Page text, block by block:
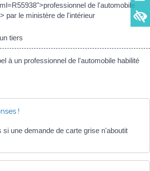
de l'automobile
par le ministère de l'intérieur
tiers
à un professionnel de l'automobile habilité
!
si une demande de carte grise n'aboutit